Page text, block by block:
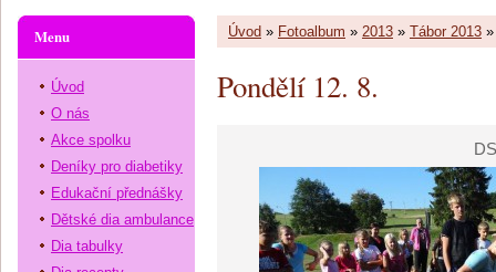
Úvod » Fotoalbum » 2013 » Tábor 2013
Pondělí 12. 8.
Menu
Úvod
O nás
Akce spolku
Deníky pro diabetiky
Edukační přednášky
Dětské dia ambulance
Dia tabulky